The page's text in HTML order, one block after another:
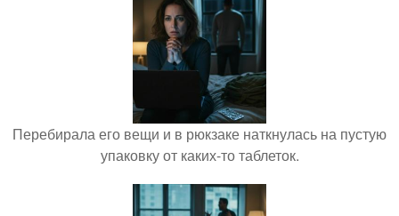
Перебирала его вещи и в рюкзаке наткнулась на пустую
упаковку от каких-то таблеток.